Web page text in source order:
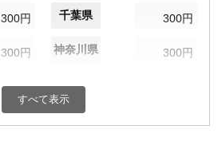
300円 千葉県 300円
300円 神奈川県 300円
300円 富山県
すべて表示